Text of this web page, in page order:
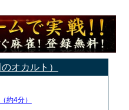
オカルト）
（約4分）